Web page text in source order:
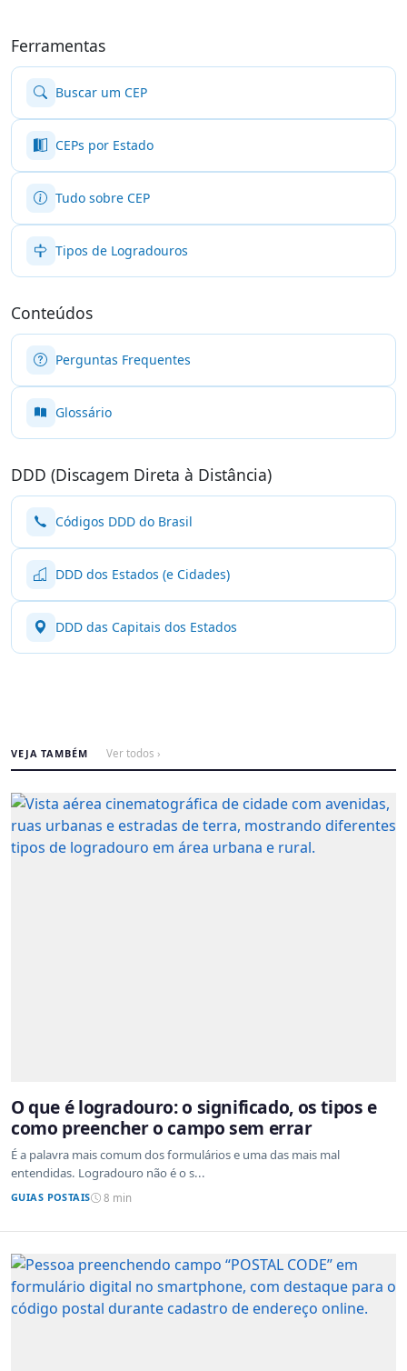
Ferramentas
Buscar um CEP
CEPs por Estado
Tudo sobre CEP
Tipos de Logradouros
Conteúdos
Perguntas Frequentes
Glossário
DDD (Discagem Direta à Distância)
Códigos DDD do Brasil
DDD dos Estados (e Cidades)
DDD das Capitais dos Estados
VEJA TAMBÉM Ver todos ›
O que é logradouro: o significado, os tipos e
como preencher o campo sem errar
É a palavra mais comum dos formulários e uma das mais mal
entendidas. Logradouro não é o s...
GUIAS POSTAIS 8 min